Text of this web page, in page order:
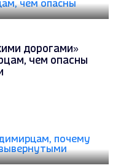
дорогами»
чем опасны